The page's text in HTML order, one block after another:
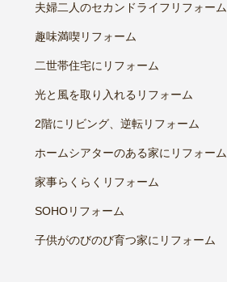
夫婦二人のセカンドライフリフォーム
趣味満喫リフォーム
二世帯住宅にリフォーム
光と風を取り入れるリフォーム
2階にリビング、逆転リフォーム
ホームシアターのある家にリフォーム
家事らくらくリフォーム
SOHOリフォーム
子供がのびのび育つ家にリフォーム